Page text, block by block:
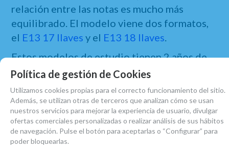
relación entre las notas es mucho más
equilibrado. El modelo viene dos formatos,
el E13 17 llaves y el E13 18 llaves.
Estos modelos de estudio tienen2 años de
garantíadesde el momento de la
compra,
hacemos envíos a toda España .
Atelier de Celia es servicio técnico
autorizado de reparación de Buffet
Crampon.
Política de gestión de Cookies
Utilizamos cookies propias para el correcto funcionamiento del sitio.
Además, se utilizan otras de terceros que analizan cómo se usan
nuestros servicios para mejorar la experiencia de usuario, divulgar
ofertas comerciales personalizadas o realizar análisis de sus hábitos
de navegación. Pulse el botón para aceptarlas o “Configurar” para
poder bloquearlas.